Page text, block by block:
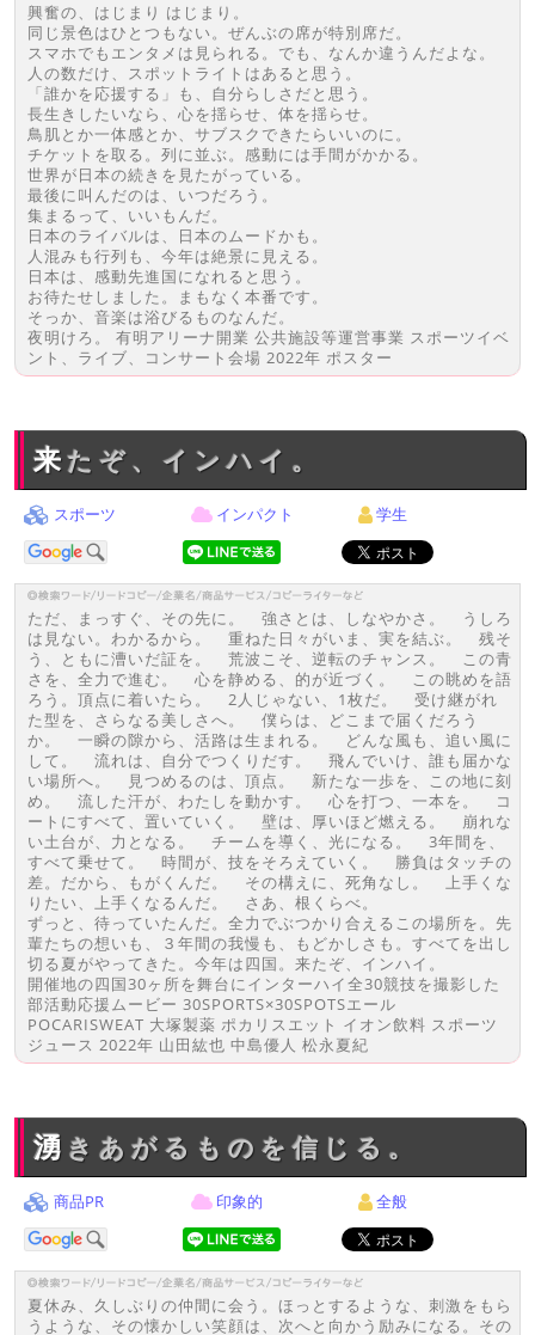
興奮の、はじまり はじまり。
同じ景色はひとつもない。ぜんぶの席が特別席だ。
スマホでもエンタメは見られる。でも、なんか違うんだよな。
人の数だけ、スポットライトはあると思う。
「誰かを応援する」も、自分らしさだと思う。
長生きしたいなら、心を揺らせ、体を揺らせ。
鳥肌とか一体感とか、サブスクできたらいいのに。
チケットを取る。列に並ぶ。感動には手間がかかる。
世界が日本の続きを見たがっている。
最後に叫んだのは、いつだろう。
集まるって、いいもんだ。
日本のライバルは、日本のムードかも。
人混みも行列も、今年は絶景に見える。
日本は、感動先進国になれると思う。
お待たせしました。まもなく本番です。
そっか、音楽は浴びるものなんだ。
夜明けろ。 有明アリーナ開業 公共施設等運営事業 スポーツイベ
ント、ライブ、コンサート会場 2022年 ポスター
来たぞ、インハイ。
スポーツ インパクト 学生
ただ、まっすぐ、その先に。 強さとは、しなやかさ。 うしろ
は見ない。わかるから。 重ねた日々がいま、実を結ぶ。 残そ
う、ともに漕いだ証を。 荒波こそ、逆転のチャンス。 この青
さを、全力で進む。 心を静める、的が近づく。 この眺めを語
ろう。頂点に着いたら。 2人じゃない、1枚だ。 受け継がれ
た型を、さらなる美しさへ。 僕らは、どこまで届くだろう
か。 一瞬の隙から、活路は生まれる。 どんな風も、追い風に
して。 流れは、自分でつくりだす。 飛んでいけ、誰も届かな
い場所へ。 見つめるのは、頂点。 新たな一歩を、この地に刻
め。 流した汗が、わたしを動かす。 心を打つ、一本を。 コ
ートにすべて、置いていく。 壁は、厚いほど燃える。 崩れな
い土台が、力となる。 チームを導く、光になる。 3年間を、
すべて乗せて。 時間が、技をそろえていく。 勝負はタッチの
差。だから、もがくんだ。 その構えに、死角なし。 上手くな
りたい、上手くなるんだ。 さあ、根くらべ。
ずっと、待っていたんだ。全力でぶつかり合えるこの場所を。先
輩たちの想いも、３年間の我慢も、もどかしさも。すべてを出し
切る夏がやってきた。今年は四国。来たぞ、インハイ。
開催地の四国30ヶ所を舞台にインターハイ全30競技を撮影した
部活動応援ムービー 30SPORTS×30SPOTSエール
POCARISWEAT 大塚製薬 ポカリスエット イオン飲料 スポーツ
ジュース 2022年 山田紘也 中島優人 松永夏紀
湧きあがるものを信じる。
商品PR 印象的 全般
夏休み、久しぶりの仲間に会う。ほっとするような、刺激をもら
うような、その懐かしい笑顔は、次へと向かう励みになる。その